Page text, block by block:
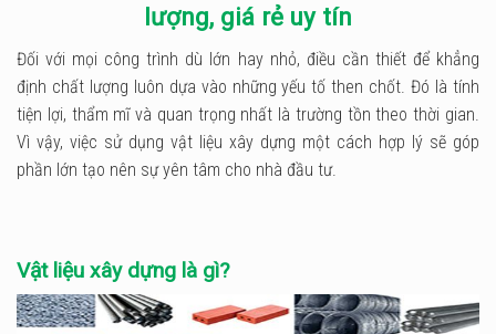
lượng, giá rẻ uy tín
Đối với mọi công trình dù lớn hay nhỏ, điều cần thiết để khẳng
định chất lượng luôn dựa vào những yếu tố then chốt. Đó là tính
tiện lợi, thẩm mĩ và quan trọng nhất là trường tồn theo thời gian.
Vì vậy, việc sử dụng vật liệu xây dựng một cách hợp lý sẽ góp
phần lớn tạo nên sự yên tâm cho nhà đầu tư.
Vật liệu xây dựng là gì?